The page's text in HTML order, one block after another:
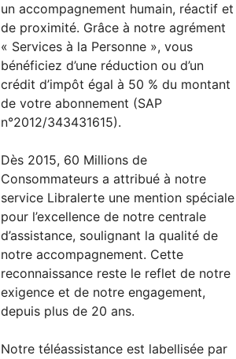
un accompagnement humain, réactif et
de proximité. Grâce à notre agrément
« Services à la Personne », vous
bénéficiez d’une réduction ou d’un
crédit d’impôt égal à 50 % du montant
de votre abonnement (SAP
n°2012/343431615).
Dès 2015, 60 Millions de
Consommateurs a attribué à notre
service Libralerte une mention spéciale
pour l’excellence de notre centrale
d’assistance, soulignant la qualité de
notre accompagnement. Cette
reconnaissance reste le reflet de notre
exigence et de notre engagement,
depuis plus de 20 ans.
Notre téléassistance est labellisée par